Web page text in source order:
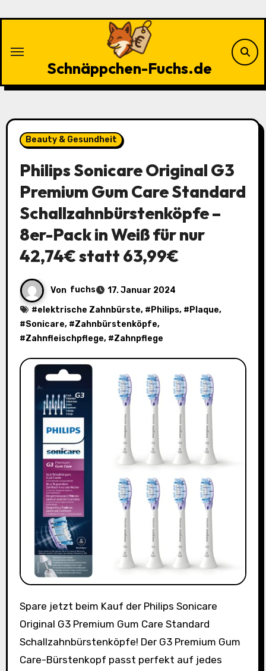
Schnäppchen-Fuchs.de
Beauty & Gesundheit
Philips Sonicare Original G3
Premium Gum Care Standard
Schallzahnbürstenköpfe –
8er-Pack in Weiß für nur
42,74€ statt 63,99€
Von fuchs
17. Januar 2024
#elektrische Zahnbürste, # Philips, # Plaque,
#Sonicare, #Zahnbürstenköpfe,
#Zahnfleischpflege, #Zahnpflege
Spare jetzt beim Kauf der Philips Sonicare
Original G3 Premium Gum Care Standard
Schallzahnbürstenköpfe! Der G3 Premium Gum
Care-Bürstenkopf passt perfekt auf jedes